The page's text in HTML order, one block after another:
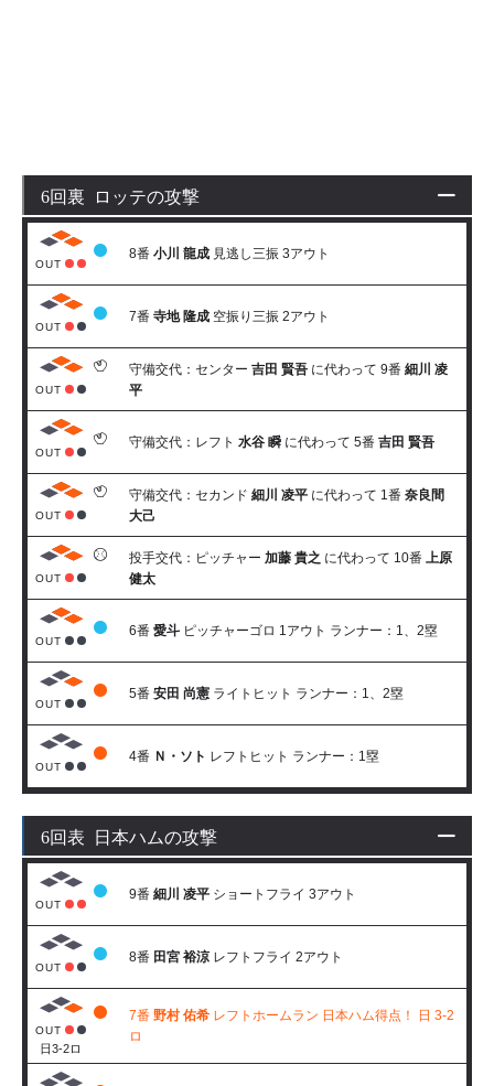
6回裏 ロッテの攻撃
OUT
8番 小川 龍成 見逃し三振 3アウト
OUT
7番 寺地 隆成 空振り三振 2アウト
OUT
守備交代：センター 吉田 賢吾 に代わって 9番 細川 凌
平
OUT
守備交代：レフト 水谷 瞬 に代わって 5番 吉田 賢吾
OUT
守備交代：セカンド 細川 凌平 に代わって 1番 奈良間
大己
OUT
投手交代：ピッチャー 加藤 貴之 に代わって 10番 上原
健太
OUT
6番 愛斗 ピッチャーゴロ 1アウト ランナー：1、2塁
OUT
5番 安田 尚憲 ライトヒット ランナー：1、2塁
OUT
4番 Ｎ・ソト レフトヒット ランナー：1塁
6回表 日本ハムの攻撃
OUT
9番 細川 凌平 ショートフライ 3アウト
OUT
8番 田宮 裕涼 レフトフライ 2アウト
OUT
日3-2ロ
7番 野村 佑希 レフトホームラン 日本ハム得点！ 日 3-2
ロ